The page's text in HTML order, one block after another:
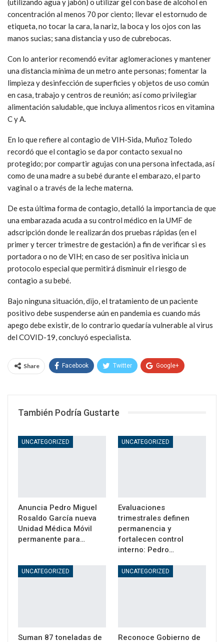
(utilizando agua y jabón) o utilizar gel con base de alcohol en
concentración al menos 70 por ciento; llevar el estornudo de
etiqueta, no tocar la cara, la nariz, la boca y los ojos con las
manos sucias; sana distancia y uso de cubrebocas.
Con lo anterior recomendó evitar aglomeraciones y mantener
una distancia mínima de un metro ante personas; fomentar la
limpieza y desinfección de superficies y objetos de uso común
en casa, trabajo y centros de reunión; así como privilegiar
alimentación saludable, que incluya alimentos ricos en vitamina
C y A.
En lo que refiere al contagio de VIH-Sida, Muñoz Toledo
recordó que el contagio se da por contacto sexual no
protegido; por compartir agujas con una persona infectada, así
como de una madre a su bebé durante el embarazo, el parto
vaginal o a través de la leche materna.
De esta última forma de contagio, detalló la importancia de que
una embarazada acuda a su control médico en la UMF de
adscripción donde le realizarán dos pruebas rápidas (en el
primer y tercer trimestre de gestación) a fin de verificar si es
portadora o no de VIH; en caso de ser positiva inicia un
protocolo especial que permitirá disminuir el riesgo de
contagio a su bebé.
Bajo ninguna situación, dijo, el tratamiento de un paciente
positivo debe suspenderse aún en pandemia es cuando más
apego debe existir, de lo contrario quedaría vulnerable al virus
del COVID-19, concluyó especialista.
Share Facebook Twitter Google+
También Podría Gustarte
UNCATEGORIZED
Anuncia Pedro Miguel
Rosaldo García nueva
Unidad Médica Móvil
permanente para…
UNCATEGORIZED
Evaluaciones
trimestrales definen
permanencia y
fortalecen control
interno: Pedro…
UNCATEGORIZED
Suman 87 toneladas de
UNCATEGORIZED
Reconoce Gobierno de